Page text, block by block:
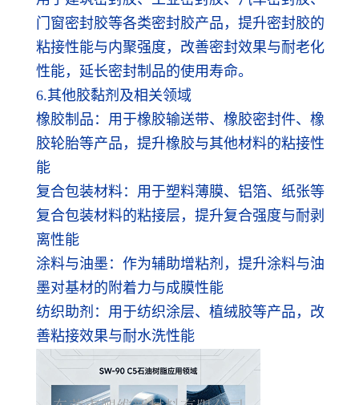
门窗密封胶等各类密封胶产品，提升密封胶的
粘接性能与内聚强度，改善密封效果与耐老化
性能，延长密封制品的使用寿命。
6.其他胶黏剂及相关领域
橡胶制品：用于橡胶输送带、橡胶密封件、橡
胶轮胎等产品，提升橡胶与其他材料的粘接性
能
复合包装材料：用于塑料薄膜、铝箔、纸张等
复合包装材料的粘接层，提升复合强度与耐剥
离性能
涂料与油墨：作为辅助增粘剂，提升涂料与油
墨对基材的附着力与成膜性能
纺织助剂：用于纺织涂层、植绒胶等产品，改
善粘接效果与耐水洗性能